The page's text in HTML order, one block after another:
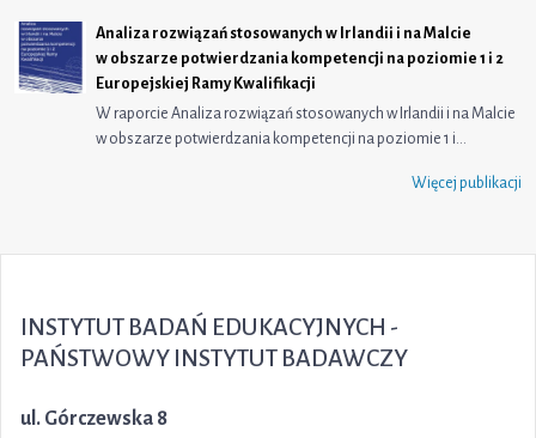
Analiza rozwiązań stosowanych w Irlandii i na Malcie
w obszarze potwierdzania kompetencji na poziomie 1 i 2
Europejskiej Ramy Kwalifikacji
W raporcie Analiza rozwiązań stosowanych w Irlandii i na Malcie
w obszarze potwierdzania kompetencji na poziomie 1 i…
Więcej publikacji
INSTYTUT BADAŃ EDUKACYJNYCH -
PAŃSTWOWY INSTYTUT BADAWCZY
ul. Górczewska 8